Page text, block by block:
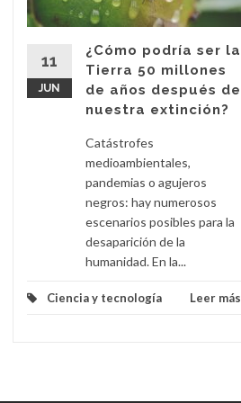
11
JUN
¿Cómo podría ser la
Tierra 50 millones
de años después de
nuestra extinción?
Catástrofes
medioambientales,
pandemias o agujeros
negros: hay numerosos
escenarios posibles para la
desaparición de la
humanidad. En la...
Ciencia y tecnología Leer más